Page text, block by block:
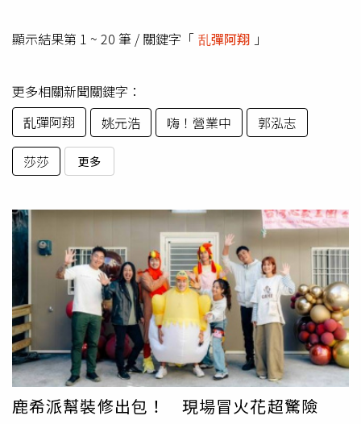
顯示結果第 1 ~ 20 筆 / 關鍵字「 乱彈阿翔 」
更多相關新聞關鍵字：
乱彈阿翔
姚元浩 嗨！營業中 郭泓志
莎莎 更多
鹿希派幫裝修出包！ 現場冒火花超驚險